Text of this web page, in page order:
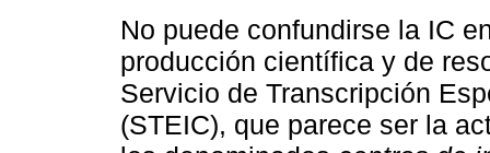
No puede confundirse la IC
producción científica y de
Servicio de Transcripción
(STEIC), que parece ser la